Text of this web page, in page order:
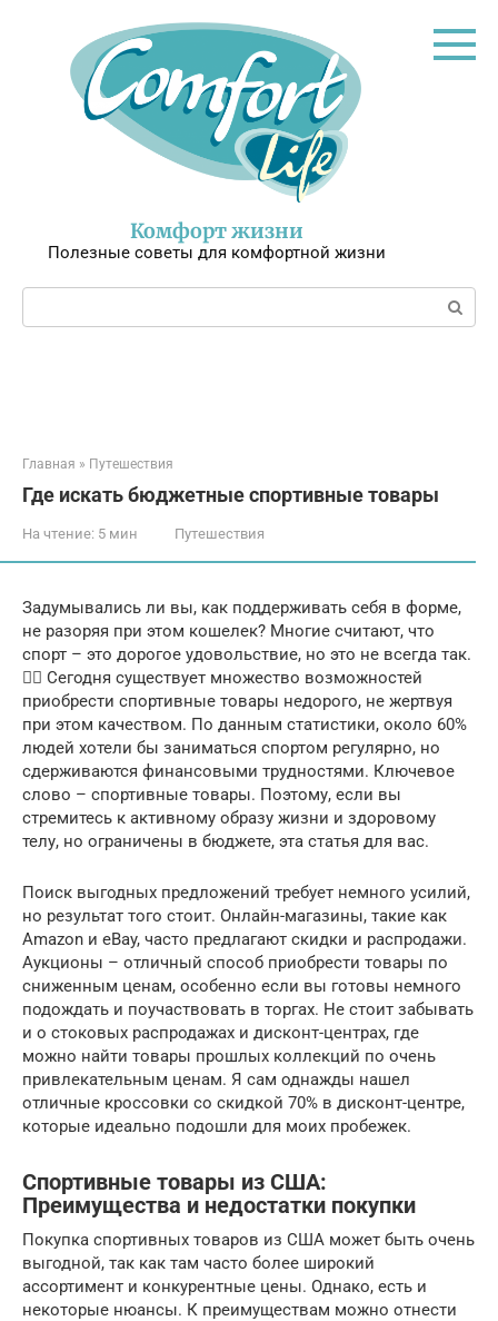
Комфорт жизни
Полезные советы для комфортной жизни
Поиск:
Главная » Путешествия
Где искать бюджетные спортивные товары
На чтение: 5 мин Путешествия
Задумывались ли вы, как поддерживать себя в форме,
не разоряя при этом кошелек? Многие считают, что
спорт – это дорогое удовольствие, но это не всегда так.
🏃‍♀️ Сегодня существует множество возможностей
приобрести спортивные товары недорого, не жертвуя
при этом качеством. По данным статистики, около 60%
людей хотели бы заниматься спортом регулярно, но
сдерживаются финансовыми трудностями. Ключевое
слово – спортивные товары. Поэтому, если вы
стремитесь к активному образу жизни и здоровому
телу, но ограничены в бюджете, эта статья для вас.
Поиск выгодных предложений требует немного усилий,
но результат того стоит. Онлайн-магазины, такие как
Amazon и eBay, часто предлагают скидки и распродажи.
Аукционы – отличный способ приобрести товары по
сниженным ценам, особенно если вы готовы немного
подождать и поучаствовать в торгах. Не стоит забывать
и о стоковых распродажах и дисконт-центрах, где
можно найти товары прошлых коллекций по очень
привлекательным ценам. Я сам однажды нашел
отличные кроссовки со скидкой 70% в дисконт-центре,
которые идеально подошли для моих пробежек.
Спортивные товары из США:
Преимущества и недостатки покупки
Покупка спортивных товаров из США может быть очень
выгодной, так как там часто более широкий
ассортимент и конкурентные цены. Однако, есть и
некоторые нюансы. К преимуществам можно отнести